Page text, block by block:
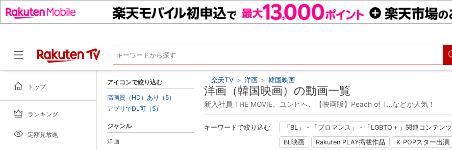
トップ
ランキング
定額見放題
楽天TV > 洋画 > 韓国映画
洋画（韓国映画）の動画一覧
新入社員 THE MOVIE、ユンヒへ、【映画版】Peach of T…などが人気！
キーワードで絞り込む 「BL」・「ブロマンス」・「LGBTQ＋」関連コンテンツ
BL映画
Rakuten PLAY掲載作品 K-POPスター出演
アイコンで絞り込む
高画質（HD）あり（5）
アプリでDL可（5）
ジャンル
洋画